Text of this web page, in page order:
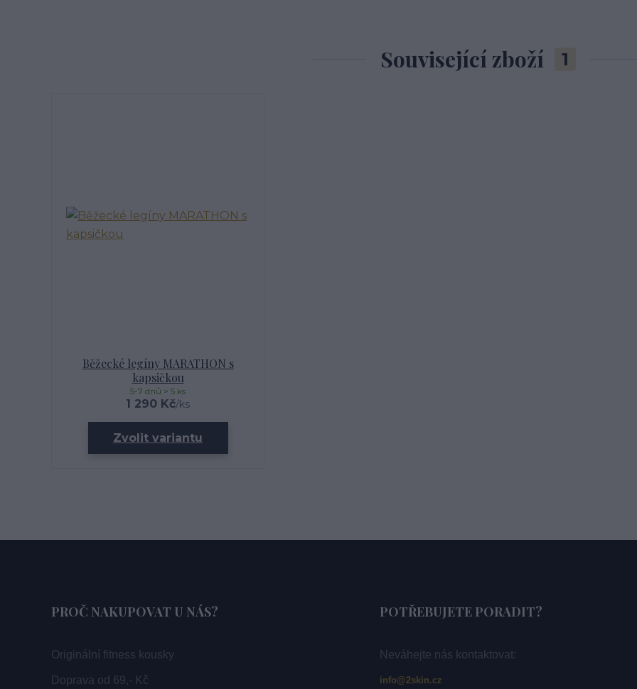
Související zboží 1
Běžecké legíny MARATHON s
kapsičkou
1 290 Kč/ks
5-7 dnů > 5 ks
Zvolit variantu
PROČ NAKUPOVAT U NÁS?
Originální fitness kousky
Doprava od 69,- Kč
POTŘEBUJETE PORADIT?
Neváhejte nás kontaktovat:
info@2skin.cz